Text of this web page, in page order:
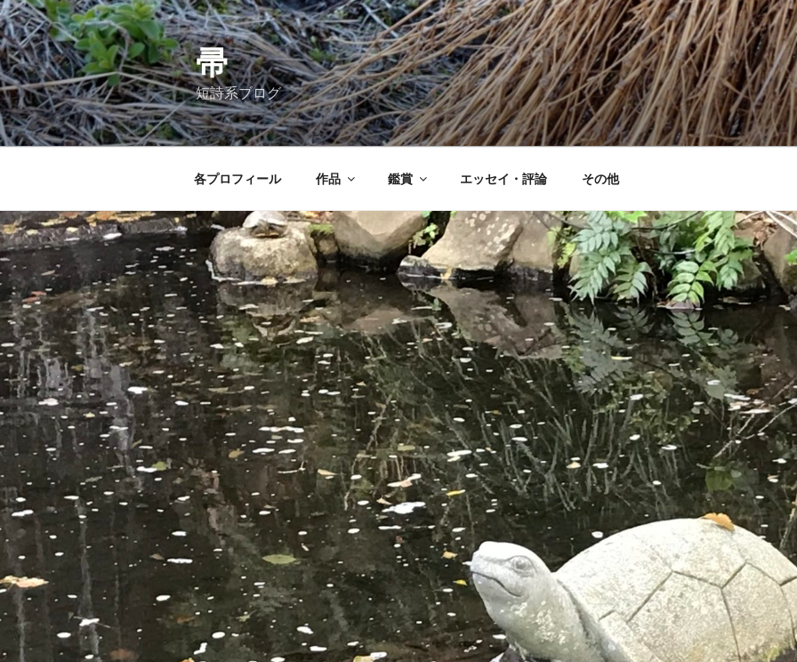
コ
ン
テ
ン
ツ
へ
ス
帚
短詩系ブログ
各プロフィール 作品 鑑賞 エッセイ・評論 その他